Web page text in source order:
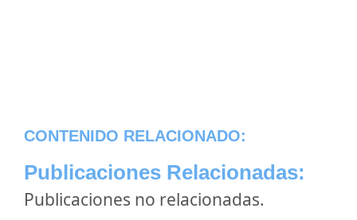
CONTENIDO RELACIONADO:
Publicaciones Relacionadas:
Publicaciones no relacionadas.